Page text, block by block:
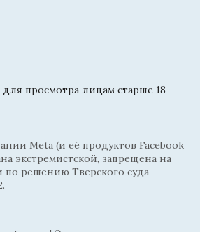
просмотра лицам старше 18
Meta (и её продуктов Facebook
экстремистской, запрещена на
по решению Тверского суда